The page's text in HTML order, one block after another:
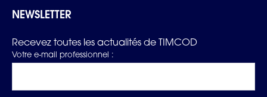
NEWSLETTER
Recevez toutes les actualités de TIMCOD
Votre e-mail professionnel :